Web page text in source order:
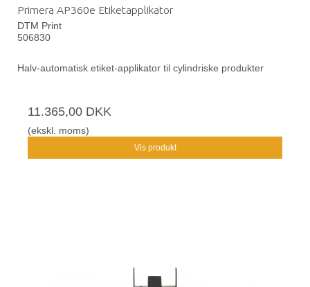
Primera AP360e Etiketapplikator
DTM Print
506830
Halv-automatisk etiket-applikator til cylindriske produkter
11.365,00 DKK
(ekskl. moms)
Vis produkt